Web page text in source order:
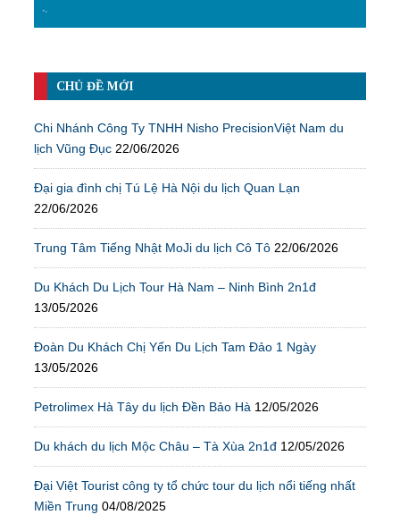
CHỦ ĐỀ MỚI
Chi Nhánh Công Ty TNHH Nisho PrecisionViệt Nam du
lịch Vũng Đục 22/06/2026
Đại gia đình chị Tú Lệ Hà Nội du lịch Quan Lạn
22/06/2026
Trung Tâm Tiếng Nhật MoJi du lịch Cô Tô 22/06/2026
Du Khách Du Lịch Tour Hà Nam – Ninh Bình 2n1đ
13/05/2026
Đoàn Du Khách Chị Yến Du Lịch Tam Đảo 1 Ngày
13/05/2026
Petrolimex Hà Tây du lịch Đền Bảo Hà 12/05/2026
Du khách du lịch Mộc Châu – Tà Xùa 2n1đ 12/05/2026
Đại Việt Tourist công ty tổ chức tour du lịch nổi tiếng nhất
Miền Trung 04/08/2025